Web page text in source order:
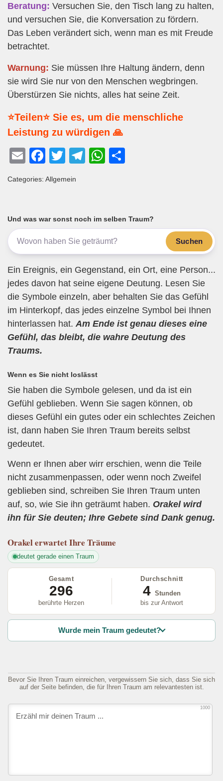
Beratung: Versuchen Sie, den Tisch lang zu halten,
und versuchen Sie, die Konversation zu fördern.
Das Leben verändert sich, wenn man es mit Freude
betrachtet.
Warnung: Sie müssen Ihre Haltung ändern, denn
sie wird Sie nur von den Menschen wegbringen.
Überstürzen Sie nichts, alles hat seine Zeit.
⭐Teilen⭐ Sie es, um die menschliche
Leistung zu würdigen 🙏
E
ail
F
c
b
o
o
k
T
tt
T
a
m
W
A
p
p
Categories: Allgemein
Und was war sonst noch im selben Traum?
Suchen
Ein Ereignis, ein Gegenstand, ein Ort, eine Person...
jedes davon hat seine eigene Deutung. Lesen Sie
die Symbole einzeln, aber behalten Sie das Gefühl
im Hinterkopf, das jedes einzelne Symbol bei Ihnen
hinterlassen hat. Am Ende ist genau dieses eine
Gefühl, das bleibt, die wahre Deutung des
Traums.
Wenn es Sie nicht loslässt
Sie haben die Symbole gelesen, und da ist ein
Gefühl geblieben. Wenn Sie sagen können, ob
dieses Gefühl ein gutes oder ein schlechtes Zeichen
ist, dann haben Sie Ihren Traum bereits selbst
gedeutet.
Wenn er Ihnen aber wirr erschien, wenn die Teile
nicht zusammenpassen, oder wenn noch Zweifel
geblieben sind, schreiben Sie Ihren Traum unten
auf, so, wie Sie ihn geträumt haben. Orakel wird
ihn für Sie deuten; Ihre Gebete sind Dank genug.
Orakelerwartet Ihre Träume
deutet gerade einen Traum
Gesamt
296
berührte Herzen
Durchschnitt
4 Stunden
bis zur Antwort
Wurde mein Traum gedeutet?
Bevor Sie Ihren Traum einreichen, vergewissern Sie sich, dass Sie sich
auf der Seite befinden, die für Ihren Traum am relevantesten ist.
1000